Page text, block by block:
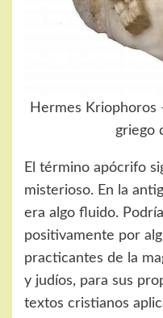
Hermes Kriophoros
griego
El término apócrifo
misterioso. En la
era algo fluido.
positivamente por
practicantes de la
y judíos, para sus
textos cristianos